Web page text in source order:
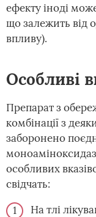
ефекту іноді
що залежить від
впливу).
Особливі
Препарат з
комбінації з
заборонено
особливих
свідчать:
На тлі